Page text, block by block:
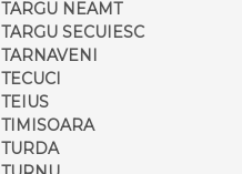
TARGU NEAMT
TARGU SECUIESC
TARNAVENI
TECUCI
TEIUS
TIMISOARA
TURDA